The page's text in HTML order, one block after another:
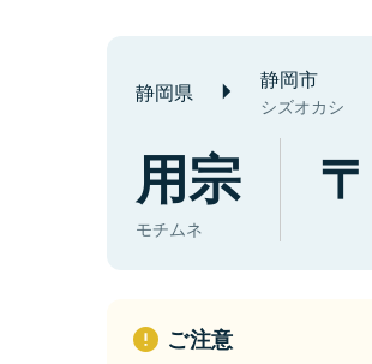
静岡県 静岡市
シズオカシ
用宗
モチムネ
ご注意